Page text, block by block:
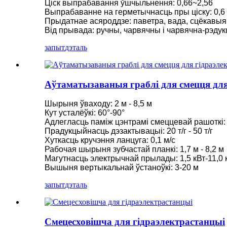
Гідраэнергетычны турбагенератар Пельтана магутнасцю
Малая турбіна Каплана 1 кВт 1,5 кВт 2 кВт 3 кВт 5 кВт
Вытворца гідраэлектрычнага абсталявання Гідраўлічная
Гідраэлектрастанцыі Турбагенератар Фрэнсіса...
100 кВт 500 кВт 1 МВт 2 МВт Гідраўлічная турбіна
Гідраўлічны турбагенератар 250 кВт
Міні-гідраэнергетычнае рашэнне Micro Turgo Turbine 20-
Кошт гідраэлектрагенератара Форстэр Каплан...
320 кВт гідраўлічны генератар воднай турбіны Фрэнсіса
Ціск выпрабавання ўшчыльнення: 0,66~2,56
Выпрабаванне на герметычнасць пры ціску: 0,6
Прыдатнае асяроддзе: паветра, вада, сцёкавыя
Від прывада: ручны, чарвячны і чарвячна-
запытдэталь
Аўтаматызаваныя граблі для смецця
Шырыня ўваходу: 2 м - 8,5 м
Кут усталёўкі: 60°-90°
Адлегласць паміж цэнтрамі смеццевай
Прадукцыйнасць дэзактывацыі: 20 т/г - 50 т/г
Хуткасць кручэння ланцуга: 0,1 м/с
Рабочая шырыня зубчастай планкі: 1,7 м - 8,2 м
Магутнасць электрычнай прылады: 1,5 кВт-11,0
Вышыня вертыкальнай ўстаноўкі: 3-20 м
запытдэталь
Смецесховішча для гідраэлектрастанцыі